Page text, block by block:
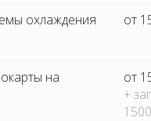
охлаждения
от
на
от
+
1500